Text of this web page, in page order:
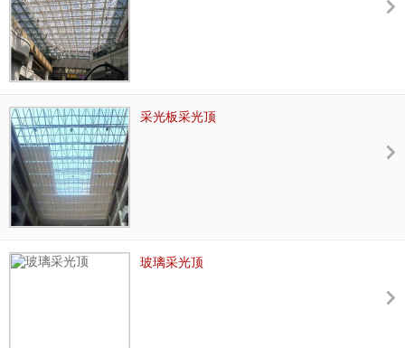
采光板采光顶
玻璃采光顶